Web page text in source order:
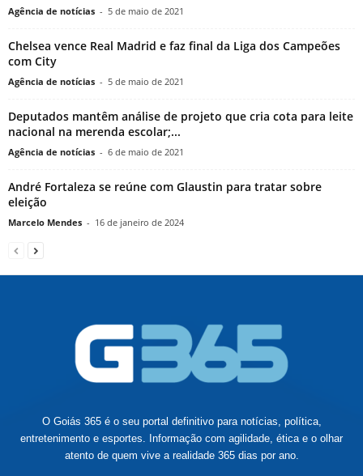
Agência de notícias - 5 de maio de 2021
Chelsea vence Real Madrid e faz final da Liga dos Campeões
com City
Agência de notícias - 5 de maio de 2021
Deputados mantêm análise de projeto que cria cota para leite
nacional na merenda escolar;...
Agência de notícias - 6 de maio de 2021
André Fortaleza se reúne com Glaustin para tratar sobre
eleição
Marcelo Mendes - 16 de janeiro de 2024
O Goiás 365 é o seu portal definitivo para notícias, política,
entretenimento e esportes. Informação com agilidade, ética e o olhar
atento de quem vive a realidade 365 dias por ano.